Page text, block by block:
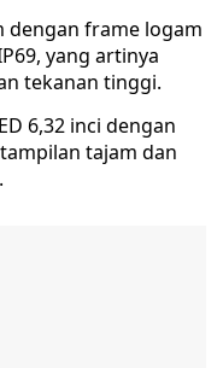
dengan frame logam
yang artinya
tekanan tinggi.
6,32 inci dengan
tajam dan